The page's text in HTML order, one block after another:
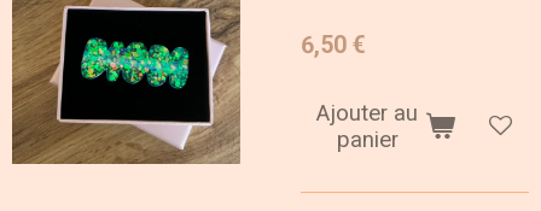
6,50 €
Ajouter au
panier